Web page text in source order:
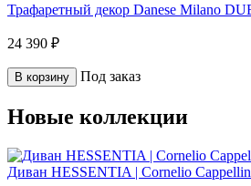
Трафаретный декор Danese Milano
24 390 ₽
В корзину Под заказ
Новые коллекции
Диван HESSENTIA | Cornelio